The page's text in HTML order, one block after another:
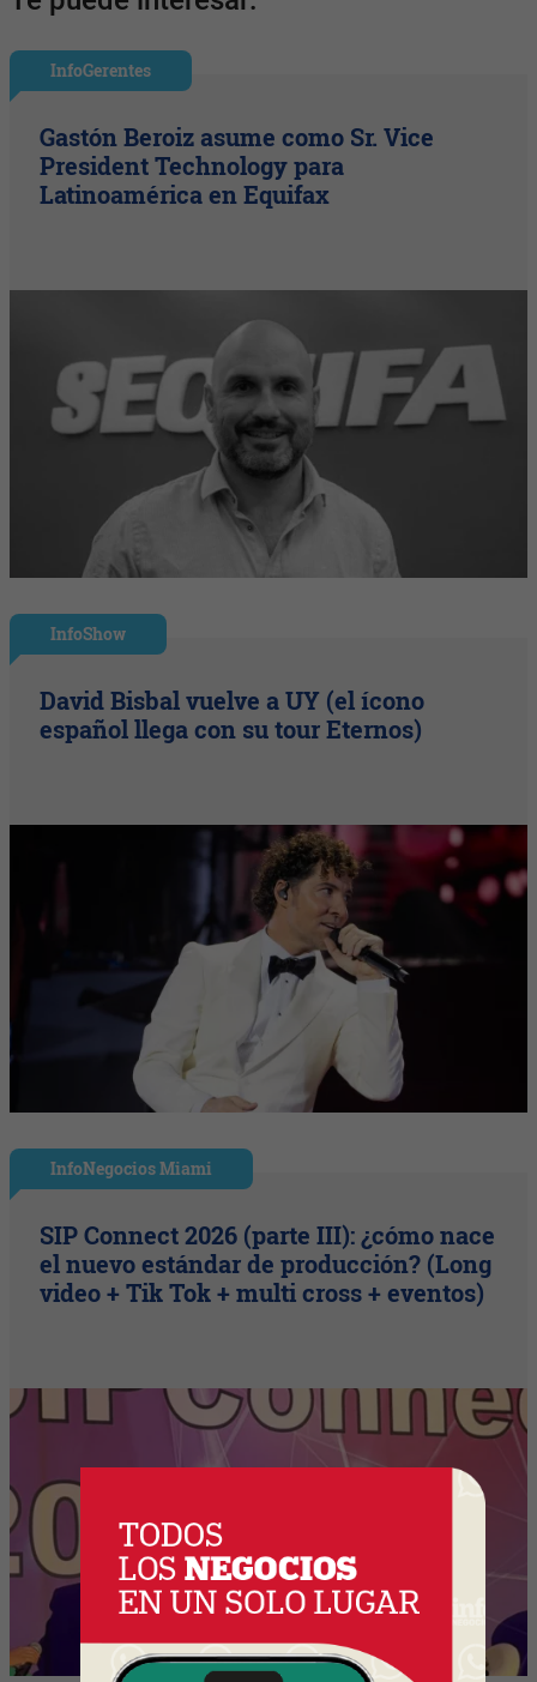
InfoGerentes
Gastón Beroiz asume como Sr. Vice
President Technology para
Latinoamérica en Equifax
InfoShow
David Bisbal vuelve a UY (el ícono
español llega con su tour Eternos)
InfoNegocios Miami
SIP Connect 2026 (parte III): ¿cómo nace
el nuevo estándar de producción? (Long
video + Tik Tok + multi cross + eventos)